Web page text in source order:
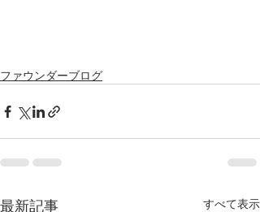
ファウンダーブログ
最新記事 すべて表示